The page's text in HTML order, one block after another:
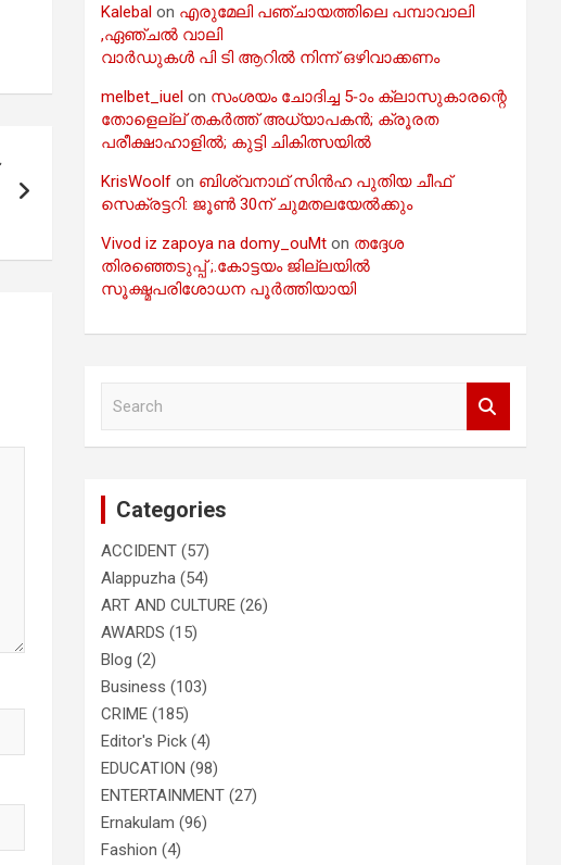
Kalebal on എരുമേലി പഞ്ചായത്തിലെ പമ്പാവാലി
,ഏഞ്ചൽ വാലി
വാർഡുകൾ പി ടി ആറിൽ നിന്ന് ഒഴിവാക്കണം
melbet_iuel on സംശയം ചോദിച്ച 5-ാം ക്ലാസുകാരന്റെ
തോളെല്ല് തകർത്ത് അധ്യാപകൻ; ക്രൂരത
പരീക്ഷാഹാളിൽ; കുട്ടി ചികിത്സയിൽ
KrisWoolf on ബിശ്വനാഥ് സിൻഹ പുതിയ ചീഫ്
സെക്രട്ടറി: ജൂൺ 30ന് ചുമതലയേൽക്കും
Vivod iz zapoya na domy_ouMt on തദ്ദേശ
തിരഞ്ഞെടുപ്പ് ;.കോട്ടയം ജില്ലയിൽ
സൂക്ഷ്മപരിശോധന പൂർത്തിയായി
Categories
ACCIDENT (57)
Alappuzha (54)
ART AND CULTURE (26)
AWARDS (15)
Blog (2)
Business (103)
CRIME (185)
Editor's Pick (4)
EDUCATION (98)
ENTERTAINMENT (27)
Ernakulam (96)
Fashion (4)